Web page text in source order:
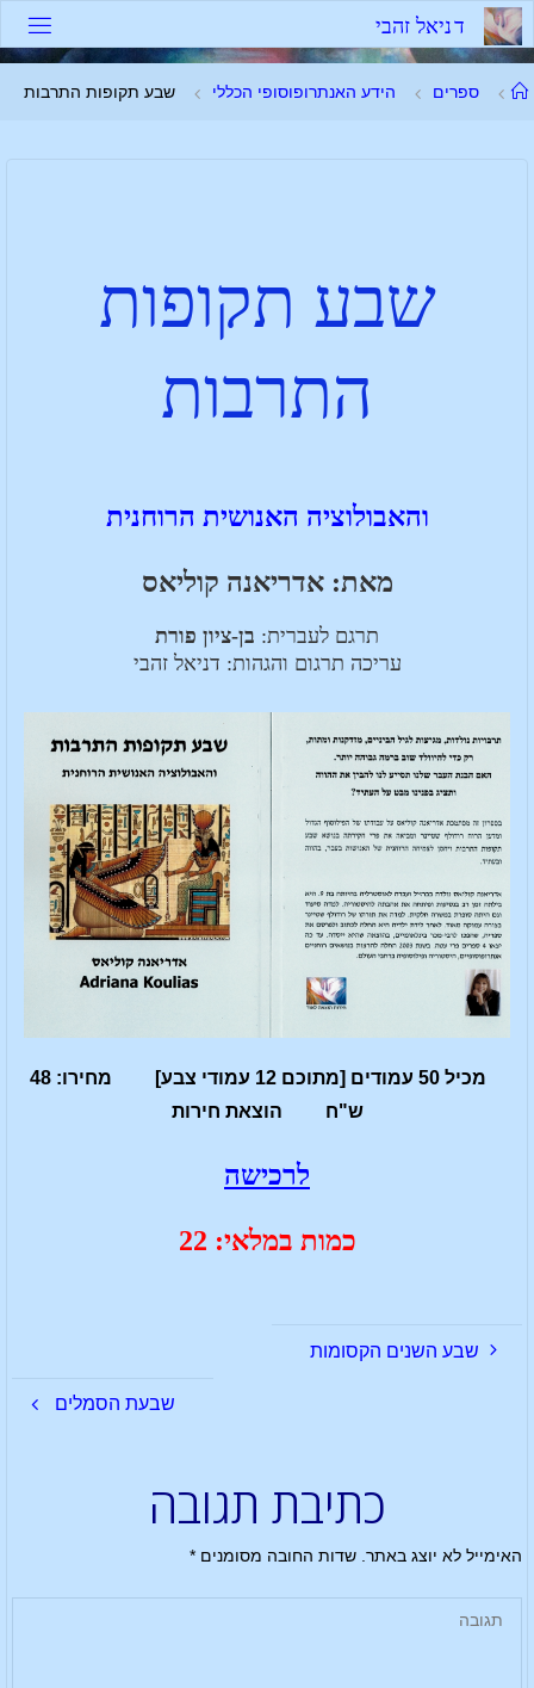
דניאל זהבי
ספרים הידע האנתרופוסופי הכללי שבע תקופות התרבות
שבע תקופות
התרבות
והאבולוציה האנושית הרוחנית
מאת: אדריאנה קוליאס
תרגם לעברית: בן-ציון פורת
עריכה תרגום והגהות: דניאל זהבי
מכיל 50 עמודים [מתוכם 12 עמודי צבע] מחירו: 48
ש"ח הוצאת חירות
לרכישה
כמות במלאי: 22
שבע השנים הקסומות
שבעת הסמלים
כתיבת תגובה
האימייל לא יוצג באתר. שדות החובה מסומנים*